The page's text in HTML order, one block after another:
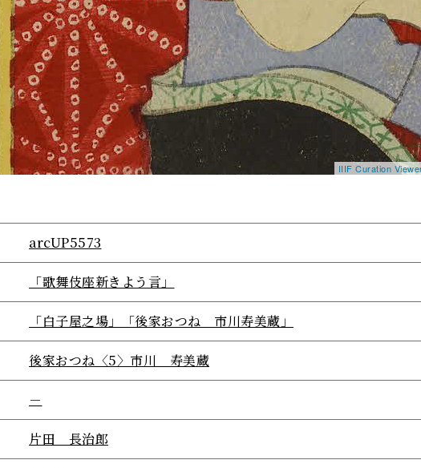
IIIF Curation
arcUP5573
「歌舞伎座新きよう言」
「白子屋之場」「後家おつね 市川寿美蔵」
後家おつね〈5〉市川 寿美蔵
－
片田 長治郎